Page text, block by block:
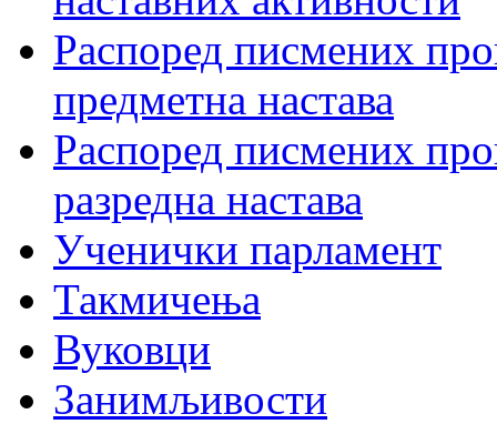
Распоред писмених
предметна настава
Распоред писмених
разредна настава
Ученички парламент
Такмичења
Вуковци
Занимљивости